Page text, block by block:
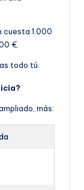
cuesta 1.000
€.
todo tú.
más: